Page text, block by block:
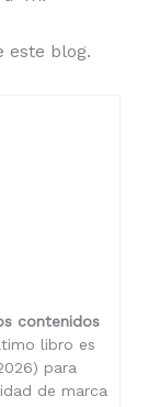
este blog.
contenidos
libro es
para
de marca